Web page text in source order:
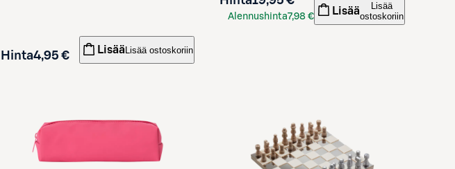
Hinta4,95 € Lisää Lisää ostoskoriin
Alennushinta7,98 € Lisää
Lisää
ostoskoriin